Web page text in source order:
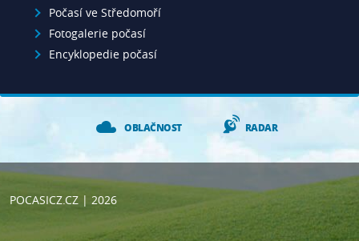
Počasí ve Středomoří
Fotogalerie počasí
Encyklopedie počasí
OBLAČNOST RADAR
POCASICZ.CZ| 2026